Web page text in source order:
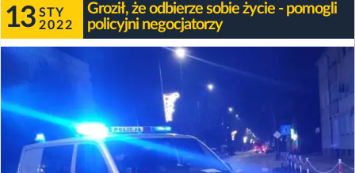
13 STY
2022
Groził, że odbierze sobie życie - pomogli
policyjni negocjatorzy